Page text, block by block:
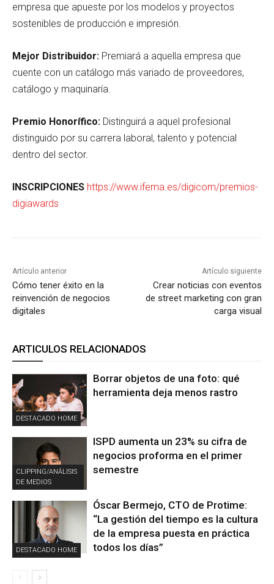
empresa que apueste por los modelos y proyectos
sostenibles de producción e impresión.
Mejor Distribuidor: Premiará a aquella empresa que
cuente con un catálogo más variado de proveedores,
catálogo y maquinaría.
Premio Honorífico: Distinguirá a aquel profesional
distinguido por su carrera laboral, talento y potencial
dentro del sector.
INSCRIPCIONES https://www.ifema.es/digicom/premios-
digiawards
Artículo anterior
Cómo tener éxito en la
reinvención de negocios
digitales
Artículo siguiente
Crear noticias con eventos
de street marketing con gran
carga visual
ARTICULOS RELACIONADOS
DESTACADO HOME
Borrar objetos de una foto: qué
herramienta deja menos rastro
CLIPPING/ANÁLISIS
DE MEDIOS
ISPD aumenta un 23% su cifra de
negocios proforma en el primer
semestre
DESTACADO HOME
Óscar Bermejo, CTO de Protime:
“La gestión del tiempo es la cultura
de la empresa puesta en práctica
todos los días”